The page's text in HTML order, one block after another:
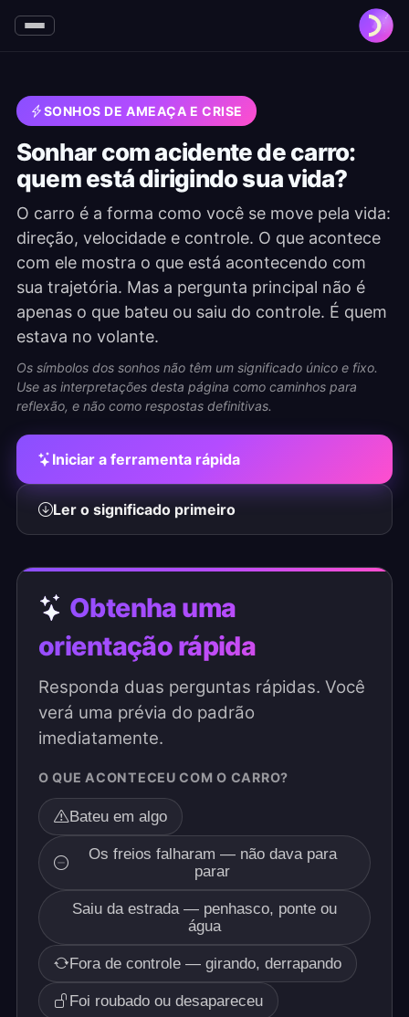
SONHOS DE AMEAÇA E CRISE
Sonhar com acidente de carro:
quem está dirigindo sua vida?
O carro é a forma como você se move pela vida:
direção, velocidade e controle. O que acontece
com ele mostra o que está acontecendo com
sua trajetória. Mas a pergunta principal não é
apenas o que bateu ou saiu do controle. É quem
estava no volante.
Os símbolos dos sonhos não têm um significado único e fixo.
Use as interpretações desta página como caminhos para
reflexão, e não como respostas definitivas.
Iniciar a ferramenta rápida
Ler o significado primeiro
Obtenha uma
orientação rápida
Responda duas perguntas rápidas. Você
verá uma prévia do padrão
imediatamente.
O QUE ACONTECEU COM O CARRO?
Bateu em algo
Os freios falharam — não dava para
parar
Saiu da estrada — penhasco, ponte ou
água
Fora de controle — girando, derrapando
Foi roubado ou desapareceu